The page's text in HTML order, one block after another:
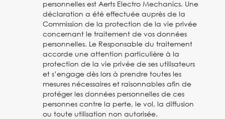
personnelles est Aerts Electro Mechanics. Une
déclaration a été effectuée auprès de la
Commission de la protection de la vie privée
concernant le traitement de vos données
personnelles. Le Responsable du traitement
accorde une attention particulière à la
protection de la vie privée de ses utilisateurs
et s’engage dès lors à prendre toutes les
mesures nécessaires et raisonnables afin de
protéger les données personnelles de ces
personnes contre la perte, le vol, la diffusion
ou toute utilisation non autorisée.